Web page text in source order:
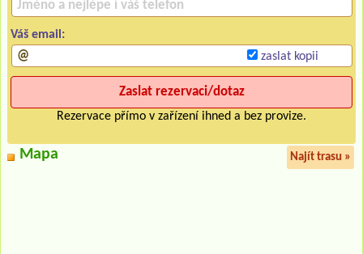
Váš email:
zaslat kopii
Rezervace přímo v zařízení ihned a bez provize.
Mapa Najít trasu »